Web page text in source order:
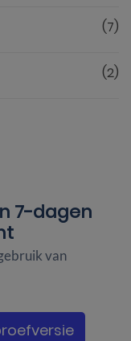
(7)
(2)
7-dagen
van